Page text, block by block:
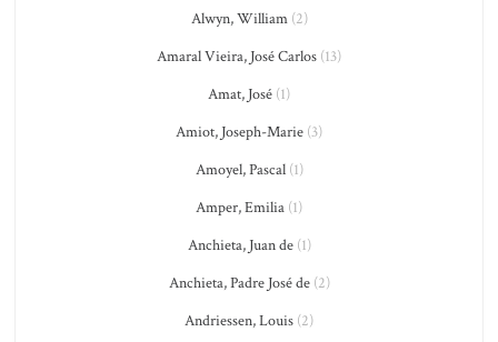
Alwyn, William(2)
Amaral Vieira, José Carlos (13)
Amat, José (1)
Amiot, Joseph-Marie (3)
Amoyel, Pascal(1)
Amper, Emilia (1)
Anchieta, Juan de(1)
Anchieta, Padre José de(2)
Andriessen, Louis (2)